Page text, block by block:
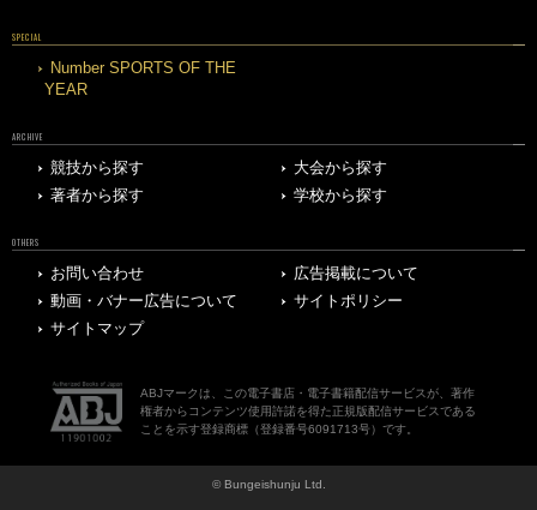
SPECIAL
Number SPORTS OF THE
YEAR
ARCHIVE
競技から探す
大会から探す
著者から探す
学校から探す
OTHERS
お問い合わせ
広告掲載について
動画・バナー広告について
サイトポリシー
サイトマップ
ABJマークは、この電子書店・電子書籍配信サービスが、著作
権者からコンテンツ使用許諾を得た正規版配信サービスである
ことを示す登録商標（登録番号6091713号）です。
© Bungeishunju Ltd.